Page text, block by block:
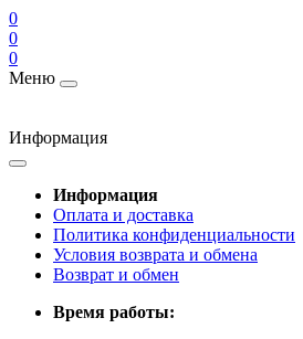
0
0
0
Меню
Информация
Информация
Оплата и доставка
Политика конфиденциальности
Условия возврата и обмена
Возврат и обмен
Время работы: